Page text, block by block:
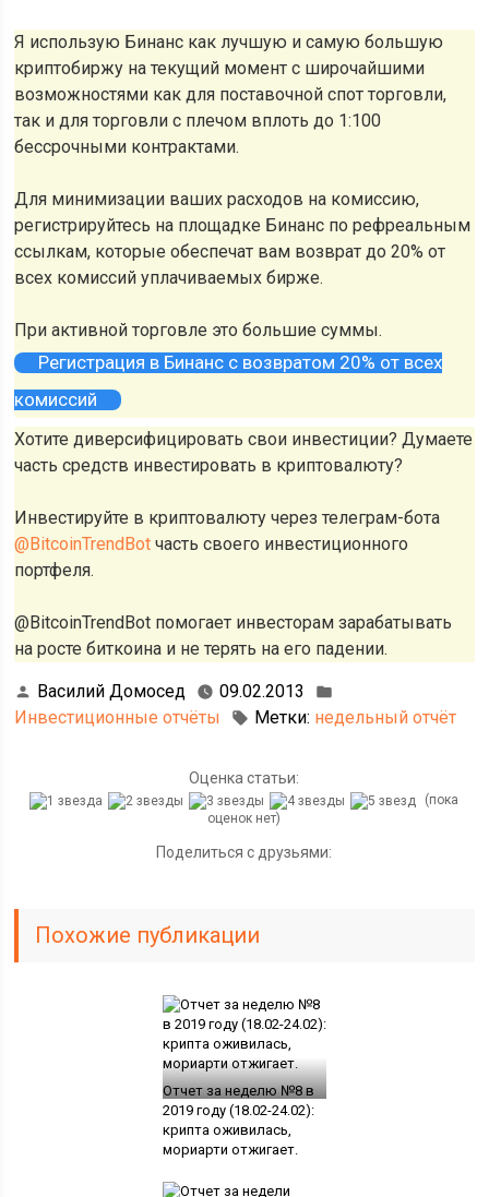
Я использую Бинанс как лучшую и самую большую
криптобиржу на текущий момент с широчайшими
возможностями как для поставочной спот торговли,
так и для торговли с плечом вплоть до 1:100
бессрочными контрактами.
Для минимизации ваших расходов на комиссию,
регистрируйтесь на площадке Бинанс по рефреальным
ссылкам, которые обеспечат вам возврат до 20% от
всех комиссий уплачиваемых бирже.
При активной торговле это большие суммы.
Регистрация в Бинанс с возвратом 20% от всех
комиссий
Хотите диверсифицировать свои инвестиции? Думаете
часть средств инвестировать в криптовалюту?
Инвестируйте в криптовалюту через телеграм-бота
@BitcoinTrendBot часть своего инвестиционного
портфеля.
@BitcoinTrendBot помогает инвесторам зарабатывать
на росте биткоина и не терять на его падении.
Василий Домосед
09.02.2013
Инвестиционные отчёты
Метки: недельный отчёт
Оценка статьи:
(пока
оценок нет)
Поделиться с друзьями:
Похожие публикации
Отчет за неделю №8 в
2019 году (18.02-24.02):
крипта оживилась,
мориарти отжигает.